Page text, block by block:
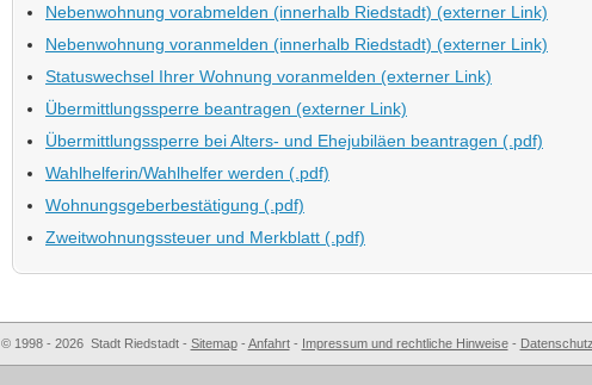
Nebenwohnung vorabmelden (innerhalb Riedstadt) (externer Link)
Nebenwohnung voranmelden (innerhalb Riedstadt) (externer Link)
Statuswechsel Ihrer Wohnung voranmelden (externer Link)
Übermittlungssperre beantragen (externer Link)
Übermittlungssperre bei Alters- und Ehejubiläen beantragen (.pdf)
Wahlhelferin/Wahlhelfer werden (.pdf)
Wohnungsgeberbestätigung (.pdf)
Zweitwohnungssteuer und Merkblatt (.pdf)
© 1998 - 2026 Stadt Riedstadt - Sitemap- Anfahrt- Impressum und rechtliche Hinweise-